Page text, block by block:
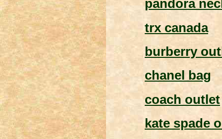
pandora
trx canada
burberry
chanel bag
coach outlet
kate spade